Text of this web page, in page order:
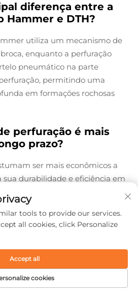
diferença entre a
Hammer e DTH?
utiliza um mecanismo de
enquanto a perfuração
pneumático na parte
permitindo uma
em formações rochosas
perfuração é mais
prazo?
ser mais econômicos a
sua durabilidade e eficiência em
Top Hammer e
em termos de
apresentam maior
ao seu design, que
tools to provide our services.
all cookies, click Personalize
cookies
Accept all